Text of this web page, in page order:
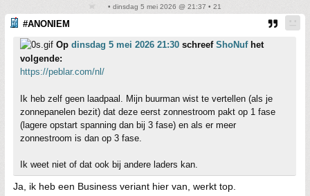
• dinsdag 5 mei 2026 @ 21:37 • 21
#ANONIEM
Op dinsdag 5 mei 2026 21:30 schreef ShoNufhet
volgende:
https://peblar.com/nl/
Ik heb zelf geen laadpaal. Mijn buurman wist te vertellen (als je
zonnepanelen bezit) dat deze eerst zonnestroom pakt op 1 fase
(lagere opstart spanning dan bij 3 fase) en als er meer
zonnestroom is dan op 3 fase.
Ik weet niet of dat ook bij andere laders kan.
Ja, ik heb een Business veriant hier van, werkt top.